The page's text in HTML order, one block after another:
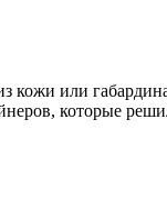
кожи или
которые